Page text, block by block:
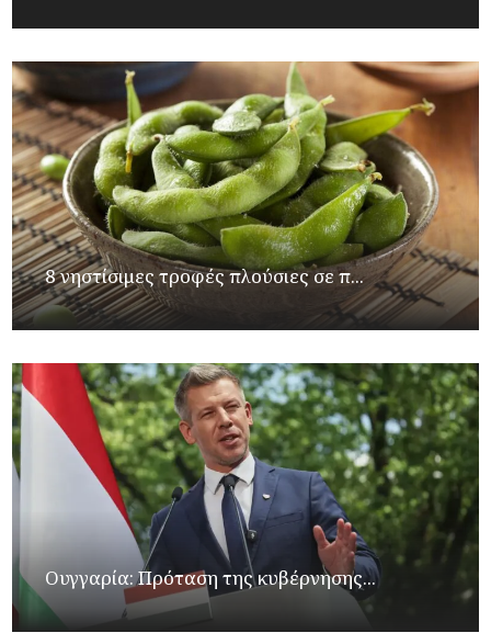
8 νηστίσιμες τροφές πλούσιες σε π...
Ουγγαρία: Πρόταση της κυβέρνησης...